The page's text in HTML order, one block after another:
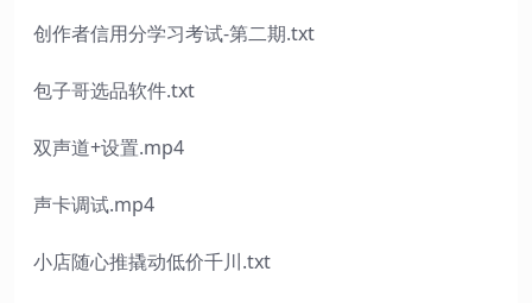
创作者信用分学习考试-第二期.txt
包子哥选品软件.txt
双声道+设置.mp4
声卡调试.mp4
小店随心推撬动低价千川.txt